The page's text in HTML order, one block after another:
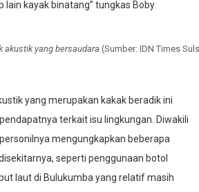
terkait isu lingkungan. Diwakili
mengungkapkan beberapa
seperti penggunaan botol
laut di Bulukumba yang relatif masih
telah dipakainya sehingga banyak